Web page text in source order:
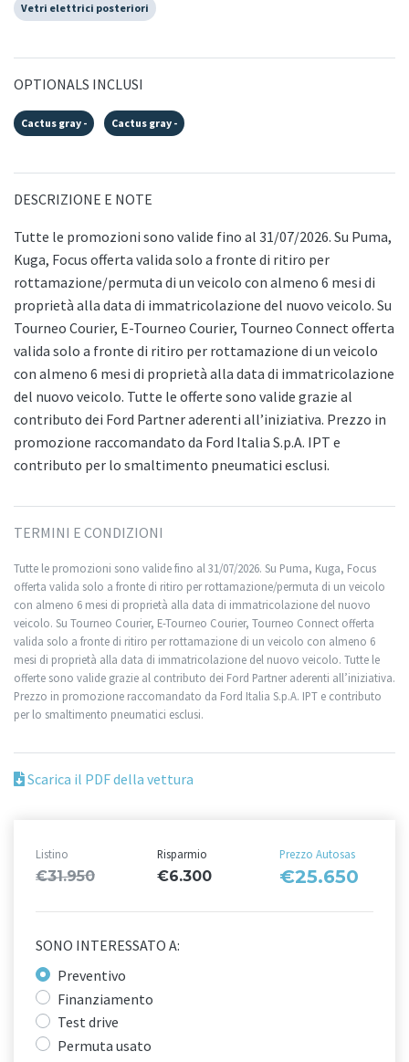
Vetri elettrici posteriori
OPTIONALS INCLUSI
Cactus gray - Cactus gray -
DESCRIZIONE E NOTE
Tutte le promozioni sono valide fino al 31/07/2026. Su Puma,
Kuga, Focus offerta valida solo a fronte di ritiro per
rottamazione/permuta di un veicolo con almeno 6 mesi di
proprietà alla data di immatricolazione del nuovo veicolo. Su
Tourneo Courier, E-Tourneo Courier, Tourneo Connect offerta
valida solo a fronte di ritiro per rottamazione di un veicolo
con almeno 6 mesi di proprietà alla data di immatricolazione
del nuovo veicolo. Tutte le offerte sono valide grazie al
contributo dei Ford Partner aderenti all’iniziativa. Prezzo in
promozione raccomandato da Ford Italia S.p.A. IPT e
contributo per lo smaltimento pneumatici esclusi.
TERMINI E CONDIZIONI
Tutte le promozioni sono valide fino al 31/07/2026. Su Puma, Kuga, Focus
offerta valida solo a fronte di ritiro per rottamazione/permuta di un veicolo
con almeno 6 mesi di proprietà alla data di immatricolazione del nuovo
veicolo. Su Tourneo Courier, E-Tourneo Courier, Tourneo Connect offerta
valida solo a fronte di ritiro per rottamazione di un veicolo con almeno 6
mesi di proprietà alla data di immatricolazione del nuovo veicolo. Tutte le
offerte sono valide grazie al contributo dei Ford Partner aderenti all’iniziativa.
Prezzo in promozione raccomandato da Ford Italia S.p.A. IPT e contributo
per lo smaltimento pneumatici esclusi.
Scarica il PDF della vettura
Listino
€31.950
Risparmio
€6.300
Prezzo Autosas
€25.650
SONO INTERESSATO A:
Preventivo
Finanziamento
Test drive
Permuta usato